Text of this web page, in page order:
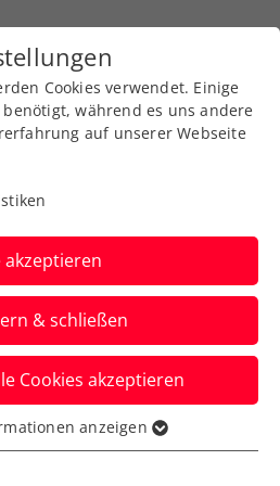
Underdog
in
gereiht, aber der
siegt beim
/ Redaktion, 21.09.2025
Cookies verwendet. Einige
während es uns andere
auf unserer Webseite
akzeptieren
& schließen
Cookies akzeptieren
für grundlegende
anzeigen